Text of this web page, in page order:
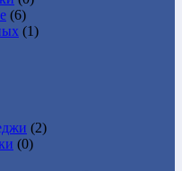
(6)
(1)
(2)
(0)